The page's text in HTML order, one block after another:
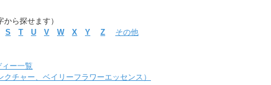
から探せます）
S T U V W X Y Z
その他
ー一覧
チャー、ベイリーフラワーエッセンス）